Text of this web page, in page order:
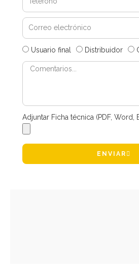
Usuario final Distribuidor
Adjuntar Ficha técnica (PDF, Word,
ENVIAR